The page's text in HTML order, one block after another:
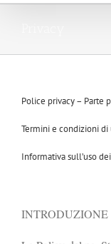
Police privacy – Parte
Termini e condizioni
Informativa sull’uso